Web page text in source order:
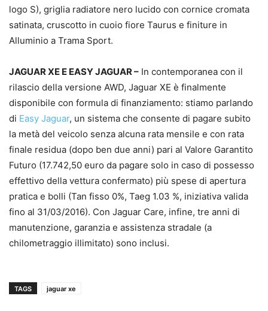
logo S), griglia radiatore nero lucido con cornice cromata
satinata, cruscotto in cuoio fiore Taurus e finiture in
Alluminio a Trama Sport.
JAGUAR XE E EASY JAGUAR – In contemporanea con il
rilascio della versione AWD, Jaguar XE è finalmente
disponibile con formula di finanziamento: stiamo parlando
di Easy Jaguar, un sistema che consente di pagare subito
la metà del veicolo senza alcuna rata mensile e con rata
finale residua (dopo ben due anni) pari al Valore Garantito
Futuro (17.742,50 euro da pagare solo in caso di possesso
effettivo della vettura confermato) più spese di apertura
pratica e bolli (Tan fisso 0%, Taeg 1.03 %, iniziativa valida
fino al 31/03/2016). Con Jaguar Care, infine, tre anni di
manutenzione, garanzia e assistenza stradale (a
chilometraggio illimitato) sono inclusi.
TAGS jaguar xe